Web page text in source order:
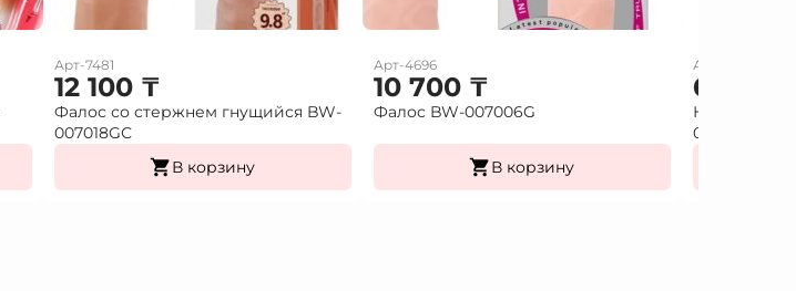
Арт-7481
12 100 ₸
Фалос со стержнем гнущийся BW-
007018GС
В корзину
Арт-4696
10 700 ₸
Фалос BW-007006G
В корзину
Арт-7897
6 000
Насадка
026213